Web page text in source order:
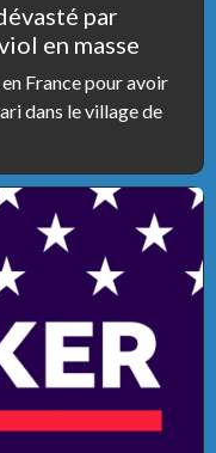
par
en masse
France pour avoir
dans le village de